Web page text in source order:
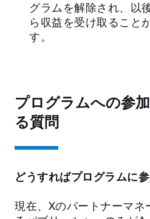
グラムを解除され、以
ら収益を受け取ること
す。
プログラムへの参
る質問
どうすればプログラムに
現在、Xのパートナーマネ